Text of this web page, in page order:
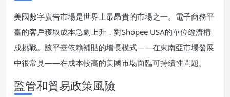
美國數字廣告市場是世界上最昂貴的市場之一。電子商務平
臺的客戶獲取成本急劇上升，對Shopee USA的單位經濟構
成挑戰。該平臺依賴補貼的增長模式——在東南亞市場發展
中很常見——在成本較高的美國市場面臨可持續性問題。
監管和貿易政策風險